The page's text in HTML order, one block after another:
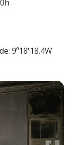
9º18'18.4W